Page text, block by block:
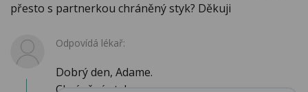
přesto s partnerkou chráněný styk? Děkuji
Odpovídá lékař:
Dobrý den, Adame.